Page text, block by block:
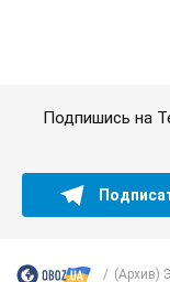
Важное